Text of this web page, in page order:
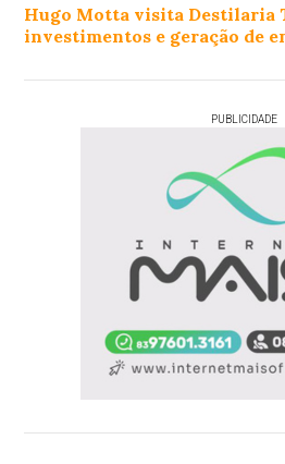
Hugo Motta visita Destilaria
investimentos e geração de
PUBLICIDADE